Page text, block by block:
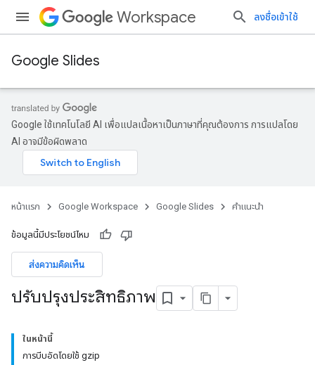
Workspace ลงชื่อเข้าใช้
Google Slides
Google ใช้เทคโนโลยี AI เพื่อแปลเนื้อหาเป็นภาษาที่คุณต้องการ การแปลโดย
AI อาจมีข้อผิดพลาด
หน้าแรก Google Workspace Google Slides คำแนะนำ
ข้อมูลนี้มีประโยชน์ไหม
ส่งความคิดเห็น
ปรับปรุงประสิทธิภาพ
ในหน้านี้
การบีบอัดโดยใช้ gzip